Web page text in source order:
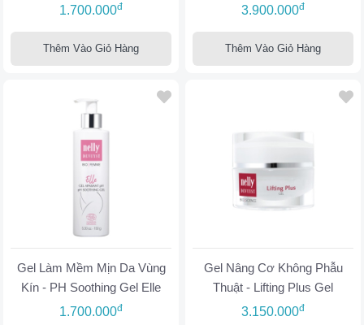
1.700.000đ
Thêm Vào Giỏ Hàng
3.900.000đ
Thêm Vào Giỏ Hàng
Gel Làm Mềm Mịn Da Vùng
Kín - PH Soothing Gel Elle
1.700.000đ
Gel Nâng Cơ Không Phẫu
Thuật - Lifting Plus Gel
3.150.000đ